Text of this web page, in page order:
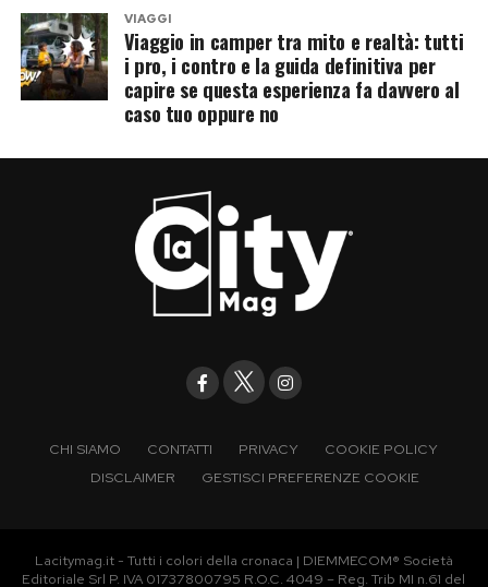
VIAGGI
Viaggio in camper tra mito e realtà: tutti
i pro, i contro e la guida definitiva per
capire se questa esperienza fa davvero al
caso tuo oppure no
CHI SIAMO CONTATTI PRIVACY
COOKIE POLICY
DISCLAIMER
GESTISCI PREFERENZE COOKIE
Lacitymag.it - Tutti i colori della cronaca | DIEMMECOM® Società
Editoriale Srl P. IVA 01737800795 R.O.C. 4049 – Reg. Trib MI n.61 del